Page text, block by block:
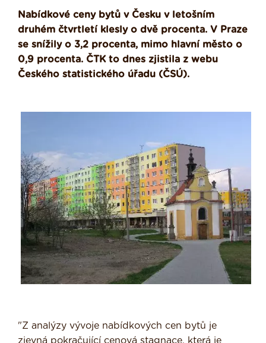
Nabídkové ceny bytů v Česku v letošním
druhém čtvrtletí klesly o dvě procenta. V Praze
se snížily o 3,2 procenta, mimo hlavní město o
0,9 procenta. ČTK to dnes zjistila z webu
Českého statistického úřadu (ČSÚ).
"Z analýzy vývoje nabídkových cen bytů je
zjevná pokračující cenová stagnace, která je